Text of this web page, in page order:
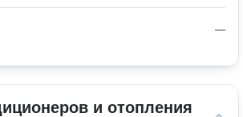
—
и отопления